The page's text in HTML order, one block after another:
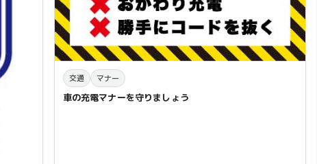
交通 マナー
車の充電マナーを守りましょう